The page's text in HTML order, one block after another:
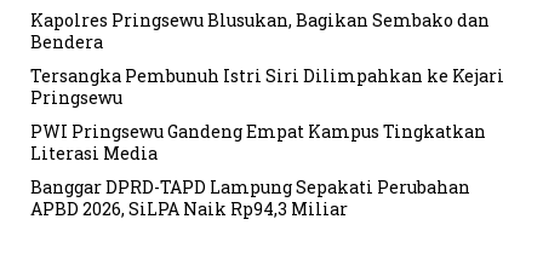
Kapolres Pringsewu Blusukan, Bagikan Sembako dan
Bendera
Tersangka Pembunuh Istri Siri Dilimpahkan ke Kejari
Pringsewu
PWI Pringsewu Gandeng Empat Kampus Tingkatkan
Literasi Media
Banggar DPRD-TAPD Lampung Sepakati Perubahan
APBD 2026, SiLPA Naik Rp94,3 Miliar